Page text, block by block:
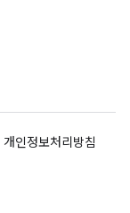
개인정보처리방침